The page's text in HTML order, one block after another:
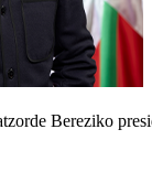
Bereziko